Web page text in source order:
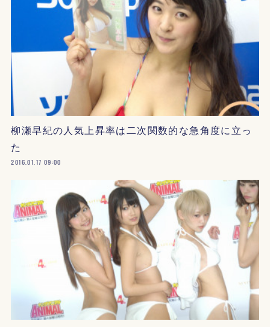
柳瀬早紀の人気上昇率は二次関数的な急角度に立っ
た
2016.01.17 09:00